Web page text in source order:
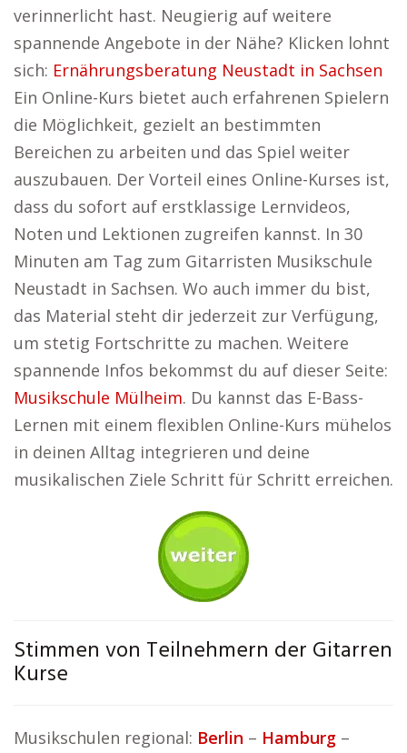
verinnerlicht hast. Neugierig auf weitere
spannende Angebote in der Nähe? Klicken lohnt
sich: Ernährungsberatung Neustadt in Sachsen
Ein Online-Kurs bietet auch erfahrenen Spielern
die Möglichkeit, gezielt an bestimmten
Bereichen zu arbeiten und das Spiel weiter
auszubauen. Der Vorteil eines Online-Kurses ist,
dass du sofort auf erstklassige Lernvideos,
Noten und Lektionen zugreifen kannst. In 30
Minuten am Tag zum Gitarristen Musikschule
Neustadt in Sachsen. Wo auch immer du bist,
das Material steht dir jederzeit zur Verfügung,
um stetig Fortschritte zu machen. Weitere
spannende Infos bekommst du auf dieser Seite:
Musikschule Mülheim. Du kannst das E-Bass-
Lernen mit einem flexiblen Online-Kurs mühelos
in deinen Alltag integrieren und deine
musikalischen Ziele Schritt für Schritt erreichen.
Stimmen von Teilnehmern der Gitarren
Kurse
Musikschulen regional: Berlin – Hamburg –